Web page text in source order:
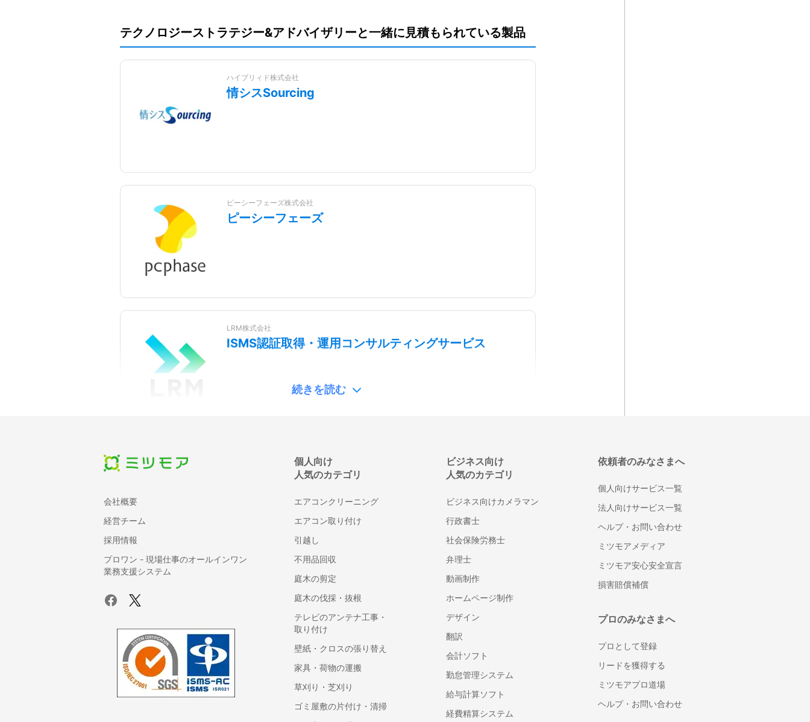
テクノロジーストラテジー&アドバイザリーと一緒に見積もられている製品
ハイブリィド株式会社
情シスSourcing
ピーシーフェーズ株式会社
ピーシーフェーズ
LRM株式会社
ISMS認証取得・運用コンサルティングサービス
業務デザインコンサルティング
インピアのAI/DX支援
Business Design（ビジネス デザイン）
続きを読む
会社概要
経営チーム
採用情報
プロワン - 現場仕事のオールインワン
業務支援システム
個人向け
人気のカテゴリ
エアコンクリーニング
エアコン取り付け
引越し
不用品回収
庭木の剪定
庭木の伐採・抜根
テレビのアンテナ工事・
取り付け
壁紙・クロスの張り替え
家具・荷物の運搬
草刈り・芝刈り
ゴミ屋敷の片付け・清掃
ビジネス向け
人気のカテゴリ
ビジネス向けカメラマン
行政書士
社会保険労務士
弁理士
動画制作
ホームページ制作
デザイン
翻訳
会計ソフト
勤怠管理システム
給与計算ソフト
経費精算システム
依頼者のみなさまへ
個人向けサービス一覧
法人向けサービス一覧
ヘルプ・お問い合わせ
ミツモアメディア
ミツモア安心安全宣言
損害賠償補償
プロのみなさまへ
プロとして登録
リードを獲得する
ミツモアプロ道場
ヘルプ・お問い合わせ